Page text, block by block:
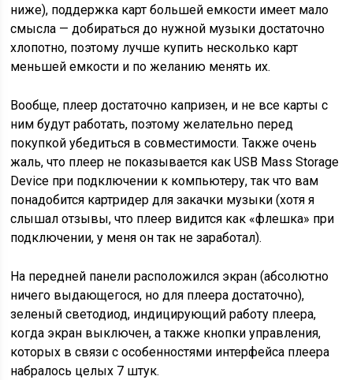
ниже), поддержка карт большей емкости имеет мало
смысла — добираться до нужной музыки достаточно
хлопотно, поэтому лучше купить несколько карт
меньшей емкости и по желанию менять их.
Вообще, плеер достаточно капризен, и не все карты с
ним будут работать, поэтому желательно перед
покупкой убедиться в совместимости. Также очень
жаль, что плеер не показывается как USB Mass Storage
Device при подключении к компьютеру, так что вам
понадобится картридер для закачки музыки (хотя я
слышал отзывы, что плеер видится как «флешка» при
подключении, у меня он так не заработал).
На передней панели расположился экран (абсолютно
ничего выдающегося, но для плеера достаточно),
зеленый светодиод, индицирующий работу плеера,
когда экран выключен, а также кнопки управления,
которых в связи с особенностями интерфейса плеера
набралось целых 7 штук.